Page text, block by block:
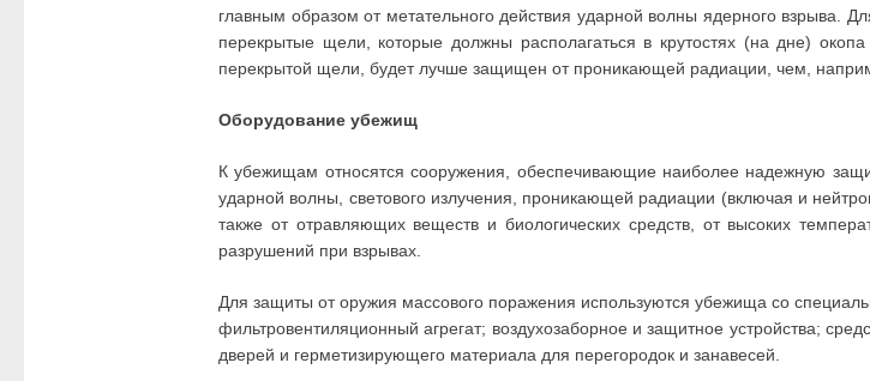
главным образом от метательного действия ударной волны ядерного взрыва.
перекрытые щели, которые должны располагаться в крутостях (на дне)
перекрытой щели, будет лучше защищен от проникающей радиации, чем,
Оборудование убежищ
К убежищам относятся сооружения, обеспечивающие наиболее надежную
ударной волны, светового излучения, проникающей радиации (включая и
также от отравляющих веществ и биологических средств, от высоких
разрушений при взрывах.
Для защиты от оружия массового поражения используются убежища со
фильтровентиляционный агрегат; воздухозаборное и защитное устройства;
дверей и герметизирующего материала для перегородок и занавесей.